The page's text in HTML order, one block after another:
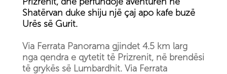
Shatërvan duke shiju një çaj apo kafe buzë
Urës së Gurit.
Via Ferrata Panorama gjindet 4.5 km larg
nga qendra e qytetit të Prizrenit, në brendësi
të grykës së Lumbardhit. Via Ferrata